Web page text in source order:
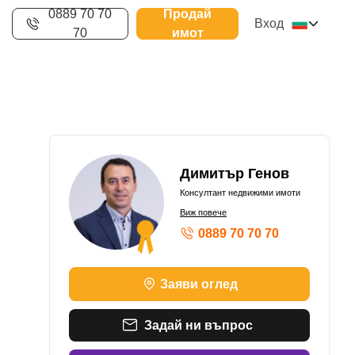
0889 70 70
70
Продай
имот
Вход
ШАМПИОН ПО ОБОРОТ –
ШАМПИОН ПО ОБОРОТ – БРОНЗОВ
ШАМПИОН ПО ОБОРОТ – СРЕБЪРЕН
ШАМПИОН ПО ОБОРОТ – БРОНЗОВ
ШАМПИОН ПО ОБОРОТ – БРОНЗОВ
ШАМПИОН ПО ОБОРОТ - ПЛАТИНЕН
Димитър Генов
Консултант недвижими имоти
Виж повече
0889 70 70 70
Заяви оглед
Задай ни въпрос